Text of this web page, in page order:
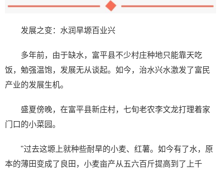
发展之变：水润旱塬百业兴
多年前，由于缺水，富平县不少村庄种地只能靠天吃
饭，勉强温饱，发展无从谈起。如今，治水兴水激发了富民
产业的发展生机。
盛夏傍晚，在富平县新庄村，七旬老农李文龙打理着家
门口的小菜园。
"过去这塬上就种些耐旱的小麦、红薯。如今有了水，原
本的薄田变成了良田，小麦亩产从五六百斤提高到了上千